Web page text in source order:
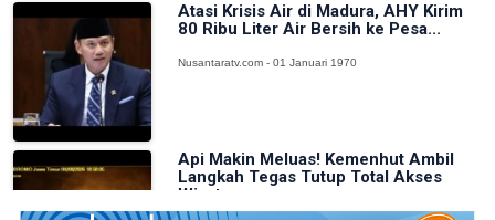
Atasi Krisis Air di Madura, AHY Kirim
80 Ribu Liter Air Bersih ke Pesa...
Nusantaratv.com - 01 Januari 1970
Api Makin Meluas! Kemenhut Ambil
Langkah Tegas Tutup Total Akses
Wisat...